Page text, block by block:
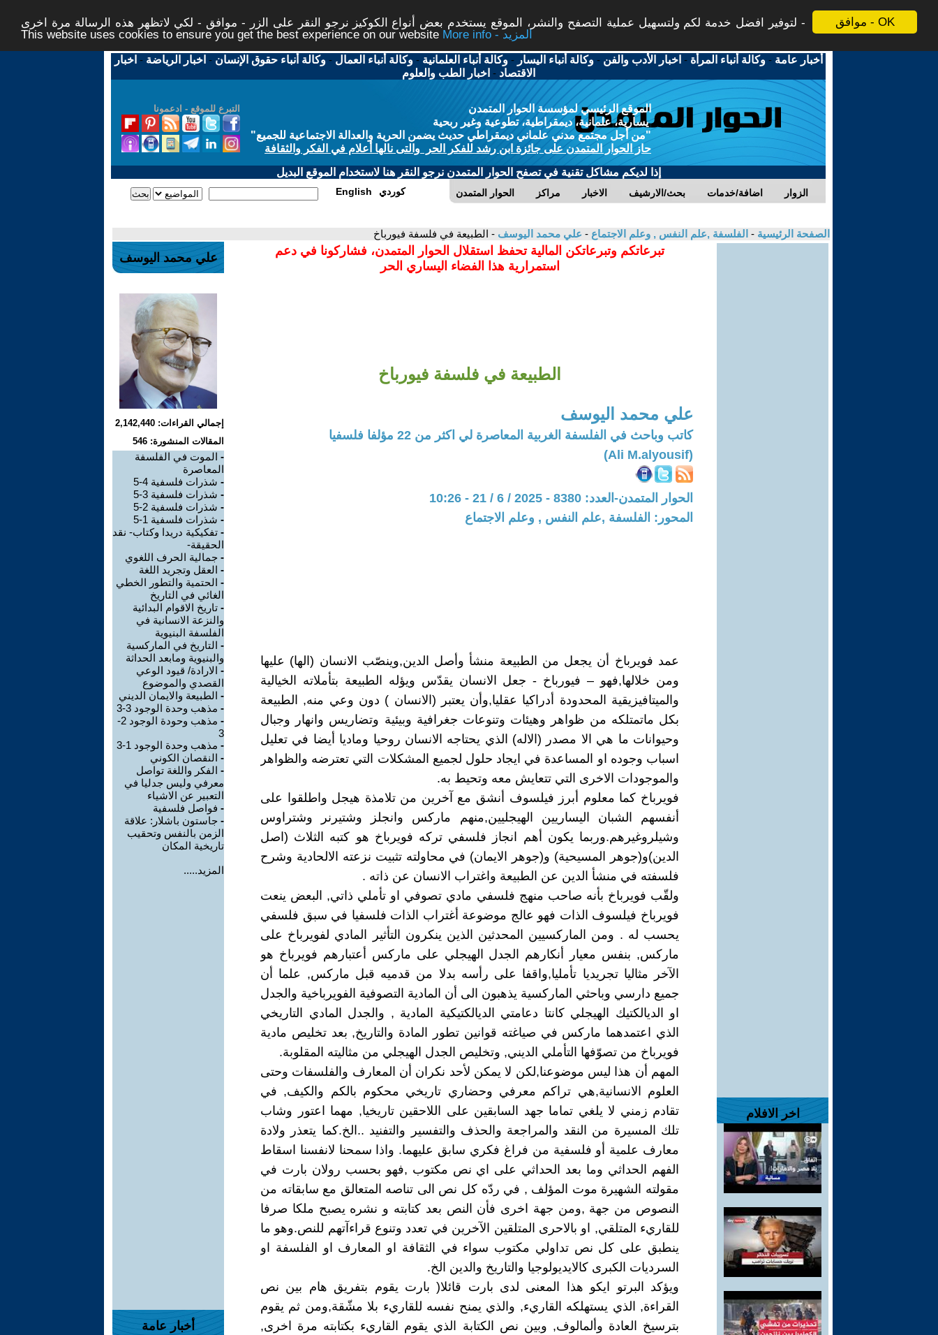
موافق - OK
لتوفير افضل خدمة لكم ولتسهيل عملية التصفح والنشر، الموقع يستخدم بعض أنواع الكوكيز نرجو النقر على الزر - موافق - لكي لاتظهر هذه الرسالة مرة اخرى -
This website uses cookies to ensure you get the best experience on our website
More info - المزيد
أخبار عامة -وكالة أنباء المرأة - اخبار الأدب والفن -وكالة أنباء اليسار -وكالة أنباء العلمانية -وكالة أنباء العمال -وكالة أنباء حقوق الإنسان - اخبار الرياضة - اخبار
الاقتصاد - اخبار الطب والعلوم
التبرع للموقع - ادعمونا
الموقع الرئيسي لمؤسسة الحوار المتمدن
يسارية، علمانية، ديمقراطية، تطوعية وغير ربحية
"من أجل مجتمع مدني علماني ديمقراطي حديث يضمن الحرية والعدالة الاجتماعية للجميع"
حاز الحوار المتمدن على جائزة ابن رشد للفكر الحر والتى نالها أعلام في الفكر والثقافة
إذا لديكم مشاكل تقنية في تصفح الحوار المتمدن نرجو النقر هنا لاستخدام الموقع البديل
الحوار المتمدن مراكز الاخبار بحث/الارشيف اضافة/خدمات الزوار English كوردي
الصفحة الرئيسية - الفلسفة ,علم النفس , وعلم الاجتماع - علي محمد اليوسف - الطبيعة في فلسفة فيورباخ
اخر الافلام
تبرعاتكم وتبرعاتكن المالية تحفظ استقلال الحوار المتمدن، فشاركونا في دعم
استمرارية هذا الفضاء اليساري الحر
الطبيعة في فلسفة فيورباخ
علي محمد اليوسف
كاتب وباحث في الفلسفة الغربية المعاصرة لي اكثر من 22 مؤلفا فلسفيا
(Ali M.alyousif)
الحوار المتمدن-العدد: 8380 - 2025 / 6 / 21 - 10:26
المحور: الفلسفة ,علم النفس , وعلم الاجتماع
عمد فويرباخ أن يجعل من الطبيعة منشأ وأصل الدين,وينصّب الانسان (الها) عليها
ومن خلالها,فهو – فيورباخ - جعل الانسان يقدّس ويؤله الطبيعة بتأملاته الخيالية
والميتافيزيقية المحدودة أدراكيا عقليا,وأن يعتبر (الانسان ) دون وعي منه, الطبيعة
بكل ماتمتلكه من ظواهر وهيئات وتنوعات جغرافية وبيئية وتضاريس وانهار وجبال
وحيوانات ما هي الا مصدر (الاله) الذي يحتاجه الانسان روحيا وماديا أيضا في تعليل
اسباب وجوده او المساعدة في ايجاد حلول لجميع المشكلات التي تعترضه والظواهر
والموجودات الاخرى التي تتعايش معه وتحيط به.
فويرباخ كما معلوم أبرز فيلسوف أنشق مع آخرين من تلامذة هيجل واطلقوا على
أنفسهم الشبان اليساريين الهيجليين,منهم ماركس وانجلز وشتيرنر وشتراوس
وشيلروغيرهم.وربما يكون أهم انجاز فلسفي تركه فويرباخ هو كتبه الثلاث (اصل
الدين)و(جوهر المسيحية) و(جوهر الايمان) في محاولته تثبيت نزعته الالحادية وشرح
فلسفته في منشأ الدين عن الطبيعة واغتراب الانسان عن ذاته .
ولقّب فويرباخ بأنه صاحب منهج فلسفي مادي تصوفي او تأملي ذاتي, البعض ينعت
فويرباخ فيلسوف الذات فهو عالج موضوعة أغتراب الذات فلسفيا في سبق فلسفي
يحسب له . ومن الماركسيين المحدثين الذين ينكرون التأثير المادي لفويرباخ على
ماركس, بنفس معيار أنكارهم الجدل الهيجلي على ماركس أعتبارهم فويرباخ هو
الآخر مثاليا تجريديا تأمليا,واقفا على رأسه بدلا من قدميه قبل ماركس, علما أن
جميع دارسي وباحثي الماركسية يذهبون الى أن المادية التصوفية الفويرباخية والجدل
او الديالكتيك الهيجلي كانتا دعامتي الديالكتيكية المادية , والجدل المادي التاريخي
الذي اعتمدهما ماركس في صياغته قوانين تطور المادة والتاريخ, بعد تخليص مادية
فويرباخ من تصوّفها التأملي الديني, وتخليص الجدل الهيجلي من مثاليته المقلوبة.
المهم أن هذا ليس موضوعنا,لكن لا يمكن لأحد نكران أن المعارف والفلسفات وحتى
العلوم الانسانية,هي تراكم معرفي وحضاري تاريخي محكوم بالكم والكيف, في
تقادم زمني لا يلغي تماما جهد السابقين على اللاحقين تاريخيا, مهما اعتور وشاب
تلك المسيرة من النقد والمراجعة والحذف والتفسير والتفنيد ..الخ.كما يتعذر ولادة
معارف علمية أو فلسفية من فراغ فكري سابق عليهما. واذا سمحنا لانفسنا اسقاط
الفهم الحداثي وما بعد الحداثي على اي نص مكتوب ,فهو بحسب رولان بارت في
مقولته الشهيرة موت المؤلف , في ردّه كل نص الى تناصه المتعالق مع سابقاته من
النصوص من جهة ,ومن جهة اخرى فأن النص بعد كتابته و نشره يصبح ملكا صرفا
للقاريء المتلقي, او بالاحرى المتلقين الآخرين في تعدد وتنوع قراءآتهم للنص.وهو ما
ينطبق على كل نص تداولي مكتوب سواء في الثقافة او المعارف او الفلسفة او
السرديات الكبرى كالايديولوجيا والتاريخ والدين الخ.
ويؤكد البرتو ايكو هذا المعنى لدى بارت قائلا( بارت يقوم بتفريق هام بين نص
القراءة, الذي يستهلكه القاريء, والذي يمنح نفسه للقاريء بلا مشّقة,ومن ثم يقوم
بترسيخ العادة وألمالوف, وبين نص الكتابة الذي يقوم القاريء بكتابته مرة اخرى,
علي محمد اليوسف
إجمالي القراءات: 2,142,440
المقالات المنشورة: 546
- الموت في الفلسفة
المعاصرة
- شذرات فلسفية 4-5
- شذرات فلسفية 3-5
- شذرات فلسفية 2-5
- شذرات فلسفية 1-5
- تفكيكية دريدا وكتاب- نقد
الحقيقة-
- جمالية الحرف اللغوي
- العقل وتجريد اللغة
- الحتمية والتطور الخطي
الغائي في التاريخ
- تاريخ الاقوام البدائية
والنزعة الانسانية في
الفلسفة البنيوية
- التاريخ في الماركسية
والبنيوية ومابعد الحداثة
- الارادة/ قيود الوعي
القصدي والموضوع
- الطبيعة والايمان الديني
- مذهب وحدة الوجود 3-3
-
مذهب وحودة الوجود 2-
3
- مذهب وحدة الوجود 1-3
- النقصان الكوني
- الفكر واللغة تواصل
معرفي وليس جدليا في
التعبير عن الاشياء
- فواصل فلسفية
- جاستون باشلار: علاقة
الزمن بالنفس وتحقيب
تاريخية المكان
المزيد.....
أخبار عامة